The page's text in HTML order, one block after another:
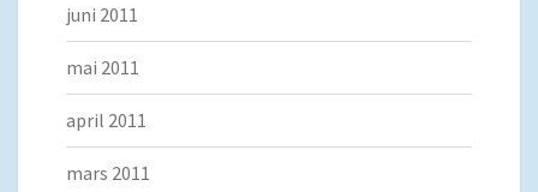
juni 2011
mai 2011
april 2011
mars 2011